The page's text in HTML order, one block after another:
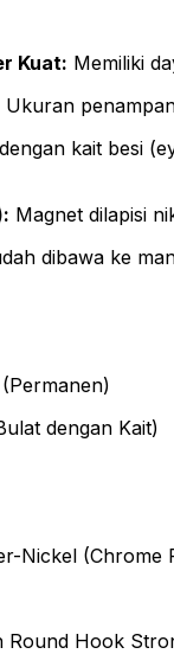
Kuat: Memiliki
Ukuran
kait besi
Magnet dilapisi
dibawa ke
dengan Kait)
Nickel (Chrome
Round Hook